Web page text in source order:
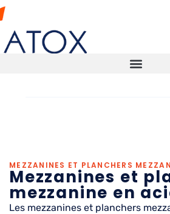
ENTREPÔT
ENTREPÔTS
Mezzanines et
mezzanines
MEZZANINES ET PLANCHERS
Mezzanines et
mezzanine en
Les mezzanines et planchers